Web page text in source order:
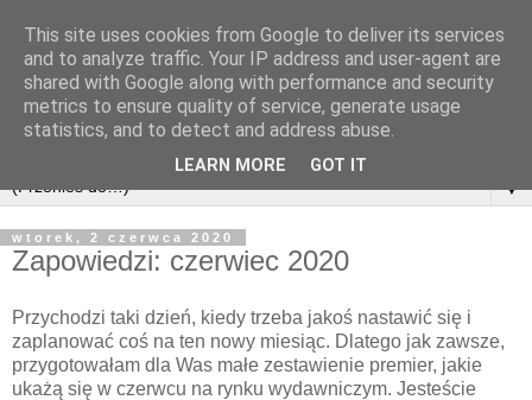
▼
wtorek, 2 czerwca 2020
Zapowiedzi: czerwiec 2020
Przychodzi taki dzień, kiedy trzeba jakoś nastawić się i
zaplanować coś na ten nowy miesiąc. Dlatego jak zawsze,
przygotowałam dla Was małe zestawienie premier, jakie
ukażą się w czerwcu na rynku wydawniczym. Jesteście
This site uses cookies from Google to deliver its services
and to analyze traffic. Your IP address and user-agent are
shared with Google along with performance and security
metrics to ensure quality of service, generate usage
statistics, and to detect and address abuse.
LEARN MORE GOT IT